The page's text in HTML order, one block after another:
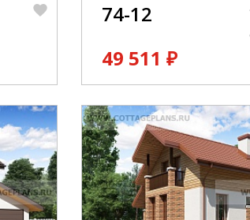
74-12
49 511 ₽